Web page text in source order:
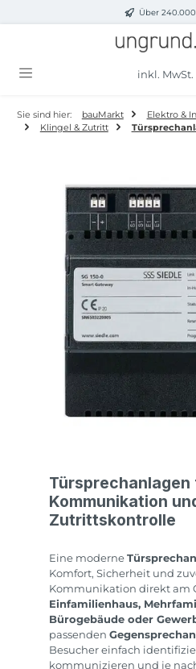
Zum Hauptinhalt springenÜber
inkl. MwSt.
Sie sind hier: bauMarkt Elektro &
Klingel & Zutritt
Kommunikation
Zutrittskontrolle
Eine moderne
Komfort, Sicherheit und
Kommunikation direkt am
Einfamilienhaus,
Bürogebäude oder
passenden
Besucher einfach
kommunizieren und je